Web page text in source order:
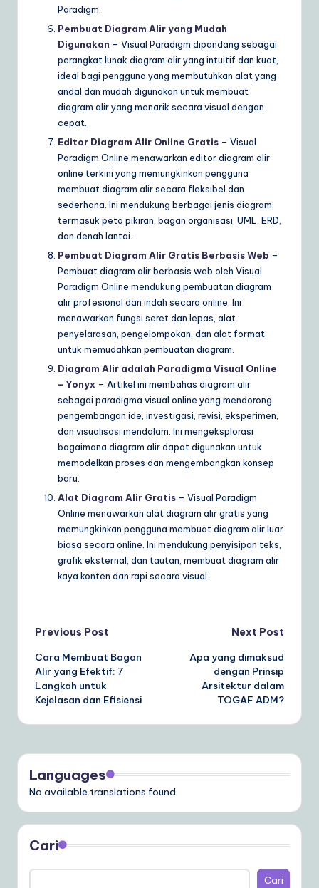
Paradigm.
Pembuat Diagram Alir yang Mudah
Digunakan – Visual Paradigm dipandang sebagai
perangkat lunak diagram alir yang intuitif dan kuat,
ideal bagi pengguna yang membutuhkan alat yang
andal dan mudah digunakan untuk membuat
diagram alir yang menarik secara visual dengan
cepat.
Editor Diagram Alir Online Gratis – Visual
Paradigm Online menawarkan editor diagram alir
online terkini yang memungkinkan pengguna
membuat diagram alir secara fleksibel dan
sederhana. Ini mendukung berbagai jenis diagram,
termasuk peta pikiran, bagan organisasi, UML, ERD,
dan denah lantai.
Pembuat Diagram Alir Gratis Berbasis Web –
Pembuat diagram alir berbasis web oleh Visual
Paradigm Online mendukung pembuatan diagram
alir profesional dan indah secara online. Ini
menawarkan fungsi seret dan lepas, alat
penyelarasan, pengelompokan, dan alat format
untuk memudahkan pembuatan diagram.
Diagram Alir adalah Paradigma Visual Online
– Yonyx – Artikel ini membahas diagram alir
sebagai paradigma visual online yang mendorong
pengembangan ide, investigasi, revisi, eksperimen,
dan visualisasi mendalam. Ini mengeksplorasi
bagaimana diagram alir dapat digunakan untuk
memodelkan proses dan mengembangkan konsep
baru.
Alat Diagram Alir Gratis – Visual Paradigm
Online menawarkan alat diagram alir gratis yang
memungkinkan pengguna membuat diagram alir luar
biasa secara online. Ini mendukung penyisipan teks,
grafik eksternal, dan tautan, membuat diagram alir
kaya konten dan rapi secara visual.
Post
navigation
Previous Post
Cara Membuat Bagan
Alir yang Efektif: 7
Langkah untuk
Kejelasan dan Efisiensi
Next Post
Apa yang dimaksud
dengan Prinsip
Arsitektur dalam
TOGAF ADM?
Languages
No available translations found
Cari
Cari